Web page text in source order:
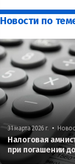
Новости по
31 марта 2026 г. •
Налоговая
при погашении